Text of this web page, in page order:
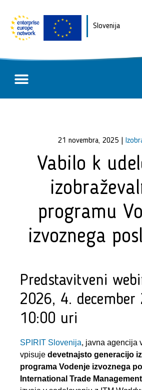
Slovenija
21 novembra, 2025
Vabilo k
programu
izvoznega
Predstavitveni
2026, 4. december
10:00 uri
SPIRIT Slovenija, javna agencija
vpisuje devetnajsto generacijo
programa Vodenje izvoznega
International Trade